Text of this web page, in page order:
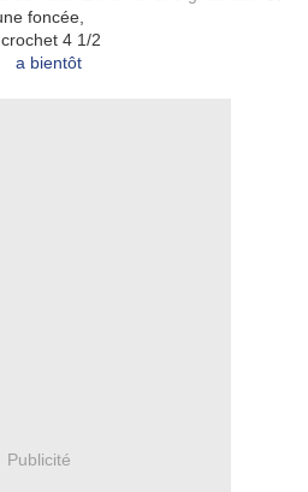
foncée,
4 1/2
Publicité